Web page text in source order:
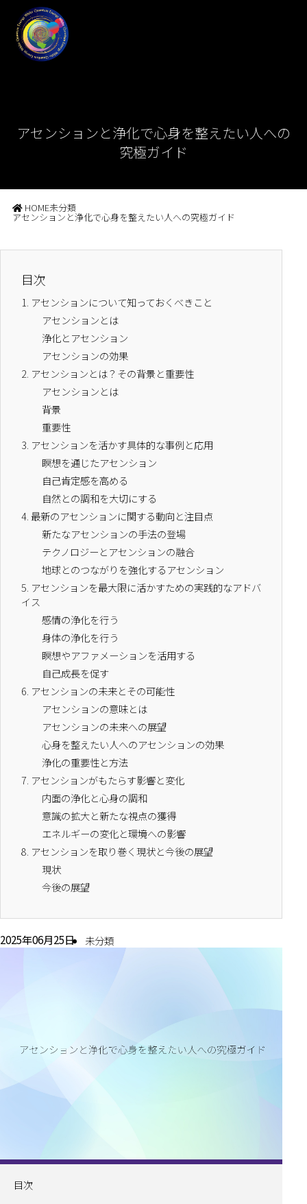
アセンションと浄化で心身を整えたい人への
究極ガイド
HOME未分類
アセンションと浄化で心身を整えたい人への究極ガイド
目次
1. アセンションについて知っておくべきこと
アセンションとは
浄化とアセンション
アセンションの効果
2. アセンションとは？その背景と重要性
アセンションとは
背景
重要性
3. アセンションを活かす具体的な事例と応用
瞑想を通じたアセンション
自己肯定感を高める
自然との調和を大切にする
4.最新のアセンションに関する動向と注目点
新たなアセンションの手法の登場
テクノロジーとアセンションの融合
地球とのつながりを強化するアセンション
5. アセンションを最大限に活かすための実践的なアドバ
イス
感情の浄化を行う
身体の浄化を行う
瞑想やアファメーションを活用する
自己成長を促す
6. アセンションの未来とその可能性
アセンションの意味とは
アセンションの未来への展望
心身を整えたい人へのアセンションの効果
浄化の重要性と方法
7. アセンションがもたらす影響と変化
内面の浄化と心身の調和
意識の拡大と新たな視点の獲得
エネルギーの変化と環境への影響
8. アセンションを取り巻く現状と今後の展望
現状
今後の展望
2025年06月25日 未分類
目次